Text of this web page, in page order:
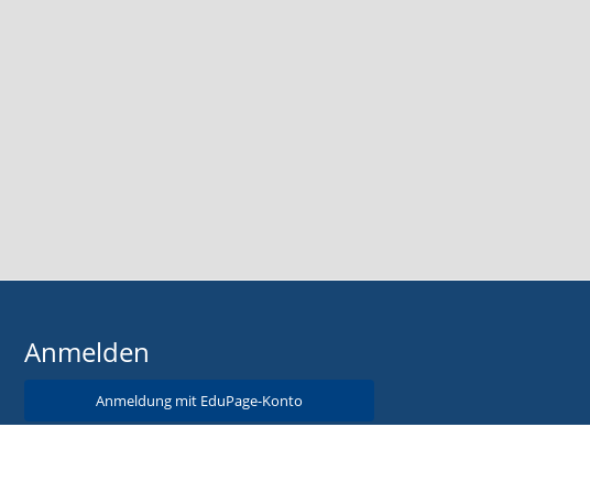
Anmelden
Anmeldung mit EduPage-Konto